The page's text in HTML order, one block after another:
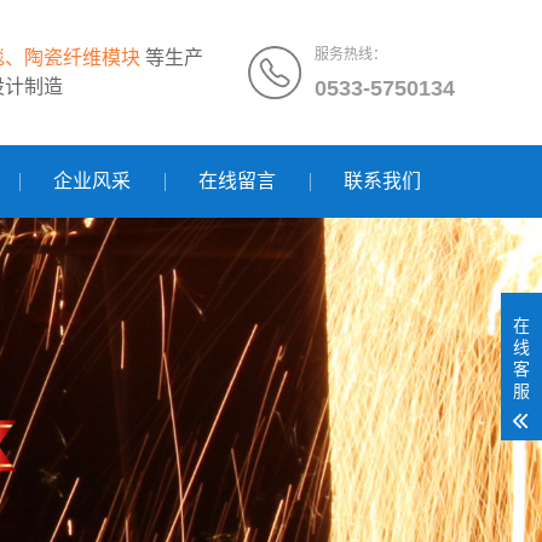
服务热线：
0533-5750134
陶瓷纤维模块 等生产
计制造
企业风采 在线留言 联系我们
在
线
客
服